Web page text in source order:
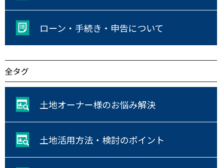
ローン・手続き・申告について
全タグ
土地オーナー様のお悩み解決
土地活用方法・検討のポイント